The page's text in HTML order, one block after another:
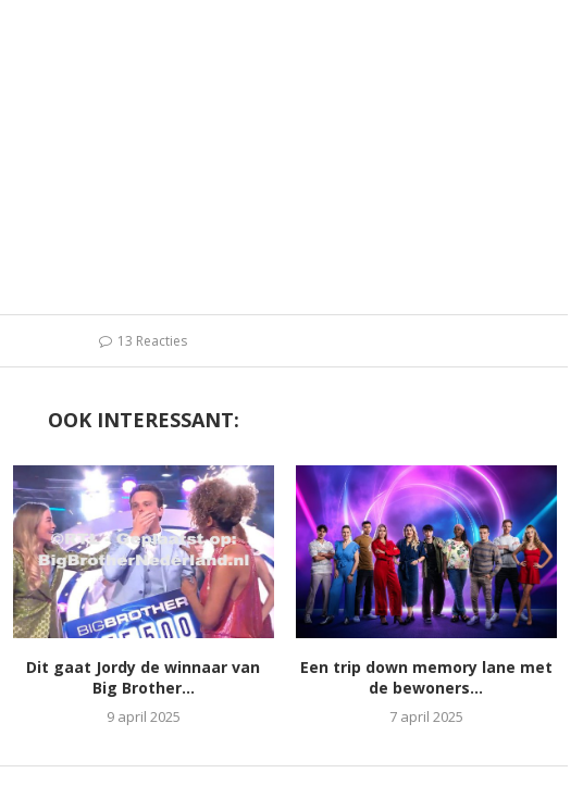
13 Reacties
OOK INTERESSANT:
Dit gaat Jordy de winnaar van
Big Brother...
9 april 2025
Een trip down memory lane met
de bewoners...
7 april 2025